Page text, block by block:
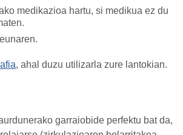
medikazioa hartu, si medikua ez du
, ahal duzu utilizarla zure lantokian.
garraiobide perfektu bat da,